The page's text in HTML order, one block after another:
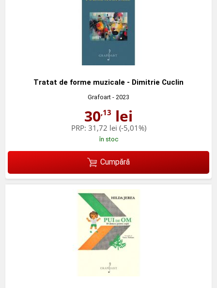
Tratat de forme muzicale - Dimitrie Cuclin
Grafoart - 2023
30,13 lei
PRP: 31,72 lei (-5,01%)
în stoc
Cumpără